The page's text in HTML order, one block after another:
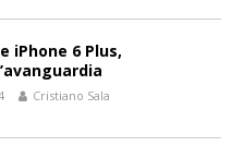
iPhone 6 Plus,
Cristiano Sala